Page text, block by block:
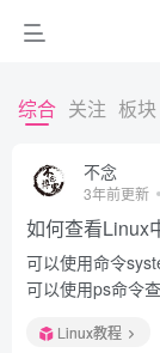
综合 关注 板块
不念
3年前更新
如何查看Linux
可以使用命令
可以使用ps命令
Linux教程